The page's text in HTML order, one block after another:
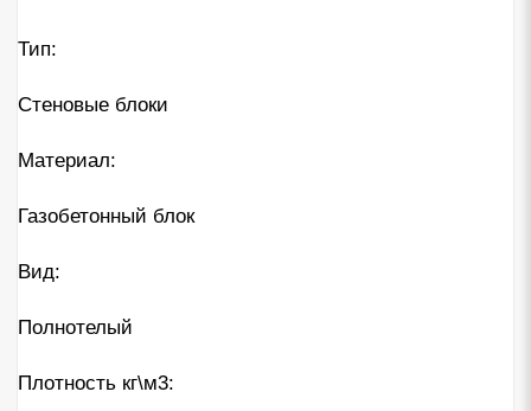
Тип:
Стеновые блоки
Материал:
Газобетонный блок
Вид:
Полнотелый
Плотность кг\м3: